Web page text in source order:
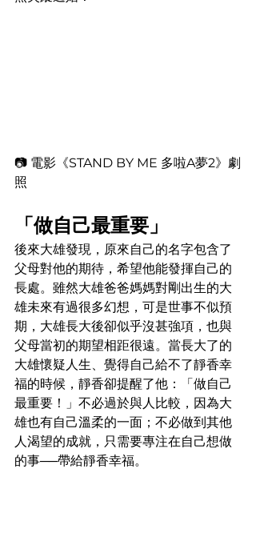
📷 電影《STAND BY ME 多啦A夢2》劇
照
「做自己最重要」
後來大雄發現，原來自己的名字包含了
父母對他的期待，希望他能發揮自己的
長處。雖然大雄爸爸媽媽對剛出生的大
雄未來有過很多幻想，可是世事不似預
期，大雄長大後卻似乎沒甚強項，也與
父母當初的期望相距很遠。當長大了的
大雄懷疑人生、覺得自己給不了靜香幸
福的時候，靜香卻提醒了他：「做自己
最重要！」不必過於與人比較，因為大
雄也有自己溫柔的一面；不必做到其他
人渴望的成就，只需要專注在自己想做
的事──帶給靜香幸福。